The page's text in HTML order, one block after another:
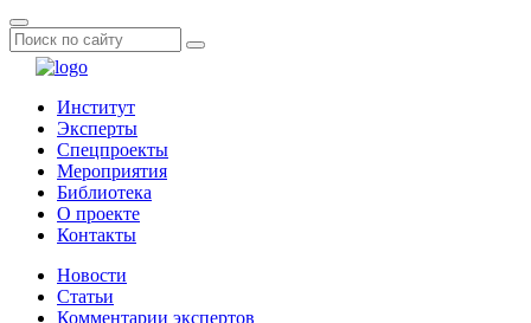
Институт
Эксперты
Спецпроекты
Мероприятия
Библиотека
О проекте
Контакты
Новости
Статьи
Комментарии экспертов